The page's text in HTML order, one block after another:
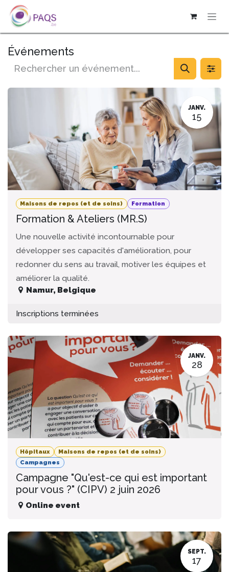
SE RENDRE AU CONTENU
Événements
JANV.
15
Maisons de repos (et de soins) Formation
Formation & Ateliers (MR.S)
Une nouvelle activité incontournable pour
développer ses capacités d'amélioration, pour
redonner du sens au travail, motiver les équipes et
améliorer la qualité.
Namur, Belgique
Inscriptions terminées
JANV.
28
Hôpitaux
Maisons de repos (et de soins)
Campagnes
Campagne "Qu'est-ce qui est important
pour vous ?" (CIPV) 2 juin 2026
Online event
SEPT.
17